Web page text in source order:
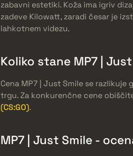
zabavni estetiki. Koža ima igriv
zadeve Kilowatt, zaradi česar je
lahkotnem videzu.
Koliko stane MP7 |
Cena MP7 | Just Smile se
trgu. Za konkurenčne cene
(CS:GO).
MP7 | Just Smile -